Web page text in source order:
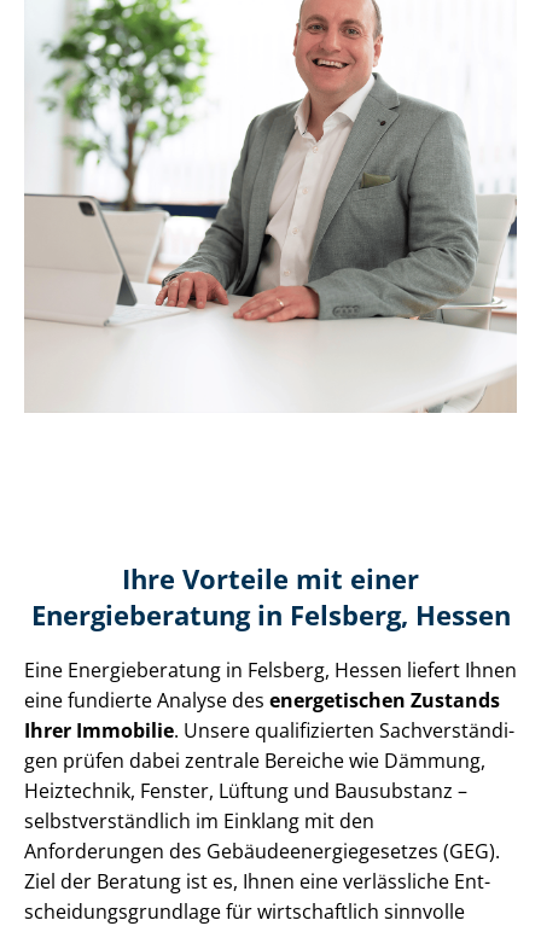
Ihre Vorteile mit einer
Energieberatung in Felsberg, Hessen
Eine Energieberatung in Felsberg, Hessen liefert Ihnen
eine fundierte Analyse des energetischen Zustands
Ihrer Immobilie. Unsere qualifizierten Sach­ver­stän­di­
gen prüfen dabei zentrale Bereiche wie Dämmung,
Heiztechnik, Fenster, Lüftung und Bausubstanz –
selbst­ver­ständ­lich im Einklang mit den
Anforderungen des Ge­bäu­de­en­er­gie­ge­set­zes (GEG).
Ziel der Beratung ist es, Ihnen eine verlässliche Ent­
schei­dungs­grund­la­ge für wirtschaftlich sinnvolle